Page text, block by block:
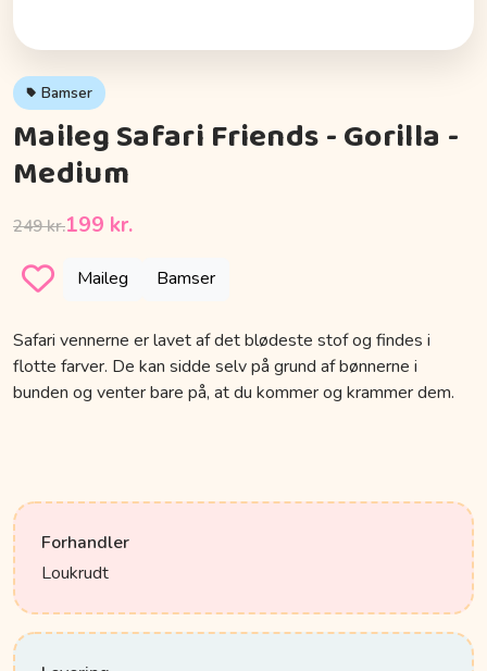
Bamser
Maileg Safari Friends - Gorilla -
Medium
249 kr.199 kr.
Maileg Bamser
Safari vennerne er lavet af det blødeste stof og findes i
flotte farver. De kan sidde selv på grund af bønnerne i
bunden og venter bare på, at du kommer og krammer dem.
Forhandler
Loukrudt